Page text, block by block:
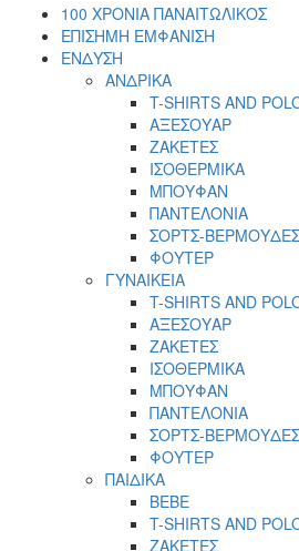
100 ΧΡΟΝΙΑ ΠΑΝΑΙΤΩΛΙΚΟΣ
ΕΠΙΣΗΜΗ ΕΜΦΑΝΙΣΗ
ΕΝΔΥΣΗ
ΑΝΔΡΙΚΑ
T-SHIRTS AND
ΑΞΕΣΟΥΑΡ
ΖΑΚΕΤΕΣ
ΙΣΟΘΕΡΜΙΚΑ
ΜΠΟΥΦΑΝ
ΠΑΝΤΕΛΟΝΙΑ
ΣΟΡΤΣ-ΒΕΡΜΟΥΔΕΣ
ΦΟΥΤΕΡ
ΓΥΝΑΙΚΕΙΑ
T-SHIRTS AND
ΑΞΕΣΟΥΑΡ
ΖΑΚΕΤΕΣ
ΙΣΟΘΕΡΜΙΚΑ
ΜΠΟΥΦΑΝ
ΠΑΝΤΕΛΟΝΙΑ
ΣΟΡΤΣ-ΒΕΡΜΟΥΔΕΣ
ΦΟΥΤΕΡ
ΠΑΙΔΙΚΑ
BEBE
T-SHIRTS AND
ΖΑΚΕΤΕΣ